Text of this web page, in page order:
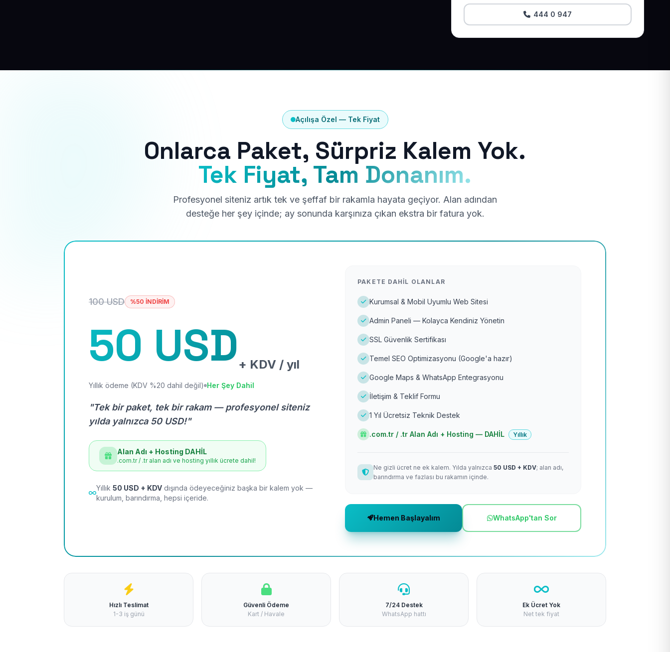
444 0 947
Açılışa Özel — Tek Fiyat
Onlarca Paket, Sürpriz Kalem Yok.
Tek Fiyat, Tam Donanım.
Profesyonel siteniz artık tek ve şeffaf bir rakamla hayata geçiyor. Alan adından
desteğe her şey içinde; ay sonunda karşınıza çıkan ekstra bir fatura yok.
100 USD %50 İNDİRİM
50 USD+ KDV / yıl
Yıllık ödeme (KDV %20 dahil değil) Her Şey Dahil
"Tek bir paket, tek bir rakam — profesyonel siteniz
yılda yalnızca 50 USD!"
Alan Adı + Hosting DAHİL
.com.tr / .tr alan adı ve hosting yıllık ücrete dahil!
Yıllık 50 USD + KDV dışında ödeyeceğiniz başka bir kalem yok —
kurulum, barındırma, hepsi içeride.
PAKETE DAHIL OLANLAR
Kurumsal & Mobil Uyumlu Web Sitesi
Admin Paneli — Kolayca Kendiniz Yönetin
SSL Güvenlik Sertifikası
Temel SEO Optimizasyonu (Google'a hazır)
Google Maps & WhatsApp Entegrasyonu
İletişim & Teklif Formu
1 Yıl Ücretsiz Teknik Destek
.com.tr / .tr Alan Adı + Hosting — DAHİL Yıllık
Ne gizli ücret ne ek kalem. Yılda yalnızca 50 USD + KDV; alan adı,
barındırma ve fazlası bu rakamın içinde.
Hemen Başlayalım WhatsApp'tan Sor
Hızlı Teslimat
1-3 iş günü
Güvenli Ödeme
Kart / Havale
7/24 Destek
WhatsApp hattı
Ek Ücret Yok
Net tek fiyat